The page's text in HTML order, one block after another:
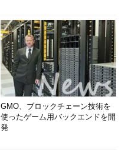
GMO、ブロックチェーン技術を
使ったゲーム用バックエンドを開
発